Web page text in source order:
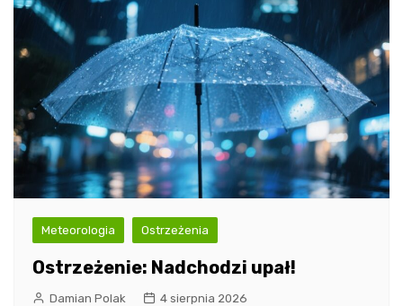
Meteorologia Ostrzeżenia
Ostrzeżenie: Nadchodzi upał!
Damian Polak 4 sierpnia 2026